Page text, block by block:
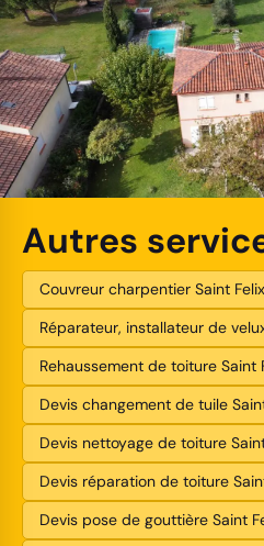
Autres
Couvreur charpentier Saint
Réparateur, installateur de
Rehaussement de toiture Saint
Devis changement de tuile
Devis nettoyage de toiture
Devis réparation de toiture
Devis pose de gouttière Saint